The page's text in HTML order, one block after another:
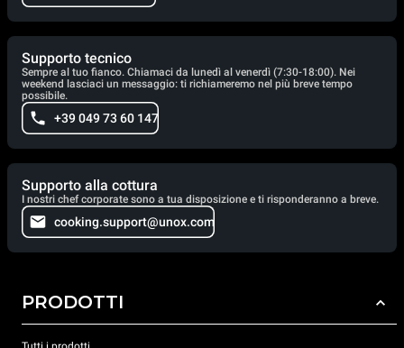
Supporto tecnico
Sempre al tuo fianco. Chiamaci da lunedì al venerdì (7:30-18:00). Nei
weekend lasciaci un messaggio: ti richiameremo nel più breve tempo
possibile.
+39 049 73 60 147
Supporto alla cottura
I nostri chef corporate sono a tua disposizione e ti risponderanno a breve.
cooking.support@unox.com
PRODOTTI